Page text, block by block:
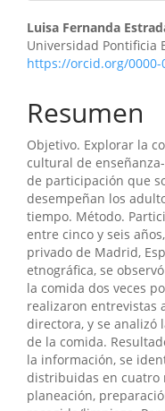
Contenido
principal
artículo
Luisa Fernanda
Universidad Pontificia
https://orcid.org/0000-
Resumen
Objetivo. Explorar la
cultural de
de participación que
desempeñan los
tiempo. Método.
entre cinco y seis
privado de Madrid,
etnográfica, se
la comida dos veces
realizaron entrevistas
directora, y se analizó
de la comida.
la información, se
distribuidas en cuatro
planeación,